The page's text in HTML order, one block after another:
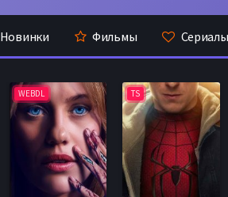
Новинки Фильмы Сериалы
WEBDL TS